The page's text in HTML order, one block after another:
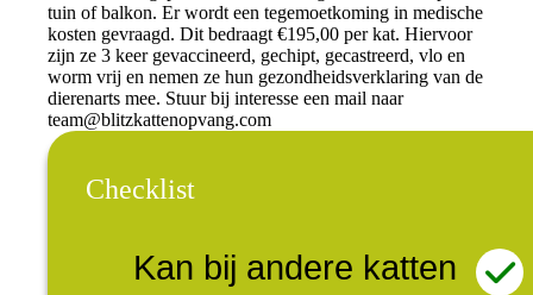
tuin of balkon. Er wordt een tegemoetkoming in medische
kosten gevraagd. Dit bedraagt €195,00 per kat. Hiervoor
zijn ze 3 keer gevaccineerd, gechipt, gecastreerd, vlo en
worm vrij en nemen ze hun gezondheidsverklaring van de
dierenarts mee. Stuur bij interesse een mail naar
team@blitzkattenopvang.com
Checklist
Kan bij andere katten